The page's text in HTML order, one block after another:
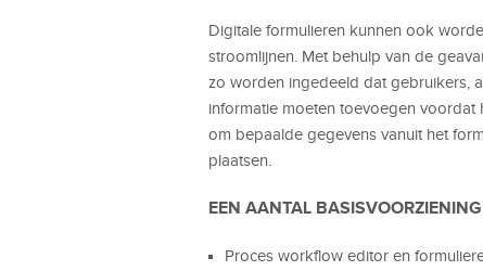
Digitale formulieren kunnen ook
stroomlijnen. Met behulp van de
zo worden ingedeeld dat gebruikers,
informatie moeten toevoegen voordat
om bepaalde gegevens vanuit het
plaatsen.
EEN AANTAL
Proces workflow editor en